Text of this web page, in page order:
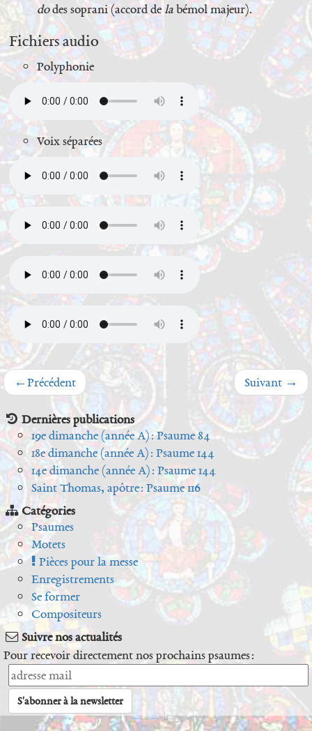
dodes soprani (accord delabémol majeur).
Fichiers audio
Polyphonie
Voix séparées
←Précédent Suivant →
Dernières publications
19e dimanche (année A) : Psaume 84
18e dimanche (année A) : Psaume 144
14e dimanche (année A) : Psaume 144
Saint Thomas, apôtre : Psaume 116
Catégories
Psaumes
Motets
Pièces pour la messe
Enregistrements
Se former
Compositeurs
Suivre nos actualités
Pour recevoir directement nos prochains psaumes :